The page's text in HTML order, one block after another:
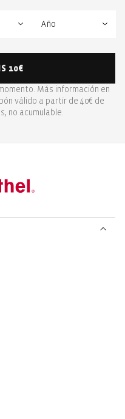
10€
Más información en
válido a partir de 40€ de
no acumulable.